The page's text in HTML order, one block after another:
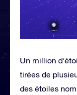
Un million
tirées de
des étoiles